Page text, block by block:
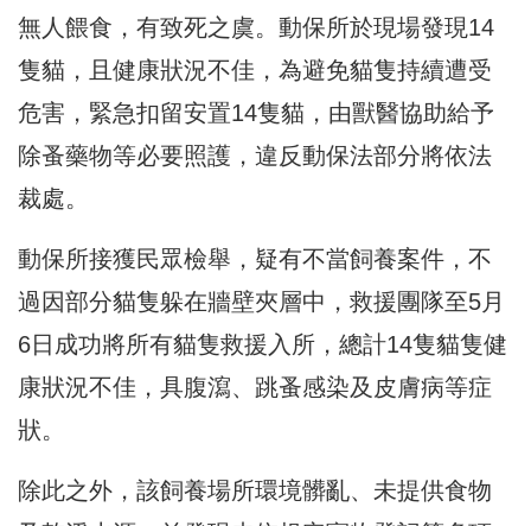
無人餵食，有致死之虞。動保所於現場發現14
隻貓，且健康狀況不佳，為避免貓隻持續遭受
危害，緊急扣留安置14隻貓，由獸醫協助給予
除蚤藥物等必要照護，違反動保法部分將依法
裁處。
動保所接獲民眾檢舉，疑有不當飼養案件，不
過因部分貓隻躲在牆壁夾層中，救援團隊至5月
6日成功將所有貓隻救援入所，總計14隻貓隻健
康狀況不佳，具腹瀉、跳蚤感染及皮膚病等症
狀。
除此之外，該飼養場所環境髒亂、未提供食物